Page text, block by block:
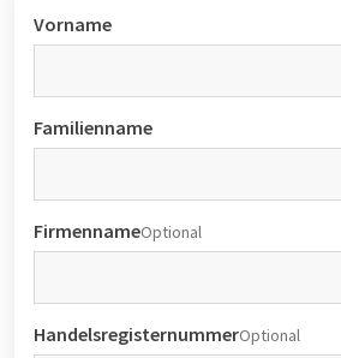
Vorname
Familienname
FirmennameOptional
HandelsregisternummerOptional